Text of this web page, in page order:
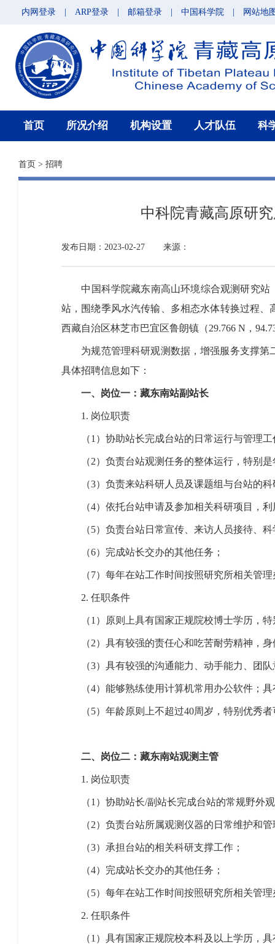
内网登录 ARP登录 邮箱登录 中国科学院 网站地
首页 所况介绍 机构设置 人才队伍 科
首页 > 招聘
中科院青藏高原研
发布日期：2023-02-27 来源：
中国科学院藏东南高山环境综合观测研究站
站，围绕季风水汽传输、多相态水体转换过程
西藏自治区林芝市巴宜区鲁朗镇（29.766 N ，
为规范管理科研观测数据，增强服务支撑
具体招聘信息如下：
一、岗位一：藏东南站副站长
1. 岗位职责
（1） 协助站长完成台站的日常运行与管理工
（2） 负责台站观测任务的整体运行，特别
（3） 负责来站科研人员及课题组与台站的
（4） 依托台站申请及参加相关科研项目，
（5） 负责台站日常宣传、来访人员接待、
（6） 完成站长交办的其他任务；
（7） 每年在站工作时间按照研究所相关管
2. 任职条件
（1） 原则上具有国家正规院校博士学历，
（2） 具有较强的责任心和吃苦耐劳精神，
（3） 具有较强的沟通能力、动手能力、团
（4） 能够熟练使用计算机常用办公软件；
（5） 年龄原则上不超过40周岁，特别优秀
二、岗位二：藏东南站观测主管
1. 岗位职责
（1） 协助站长/副站长完成台站的常规野外
（2） 负责台站所属观测仪器的日常维护和
（3） 承担台站的相关科研支撑工作；
（4） 完成站长交办的其他任务；
（5） 每年在站工作时间按照研究所相关管
2. 任职条件
（1） 具有国家正规院校本科及以上学历，